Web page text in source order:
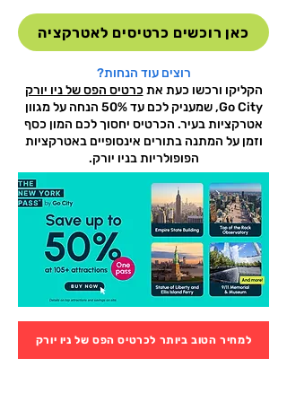
כאן רוכשים כרטיסים לאטרקציה
רוצים עוד הנחות?
הקליקו ורכשו כעת את כרטיס הפס של ניו יורק
Go City, שמעניק לכם עד 50% הנחה על מגוון
אטרקציות בעיר. הכרטיס יחסוך לכם המון כסף
וזמן על המתנה בתורים אינסופיים באטרקציות
הפופולריות בניו יורק.
למחיר הטוב ביותר לכרטיס הפס של ניו יורק